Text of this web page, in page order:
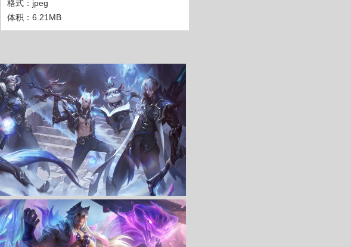
格式：jpeg
体积：6.21MB
盟 lol EDG银龙骑士团 5K高清游戏壁纸
立 即 下 载
收 藏